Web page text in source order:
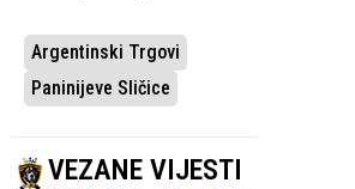
Argentinski Trgovi
Paninijeve Sličice
VEZANE VIJESTI